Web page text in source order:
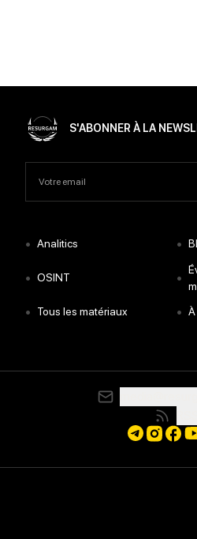
S'ABONNER À LA
• Analitics •
• OSINT •
• Tous les matériaux •